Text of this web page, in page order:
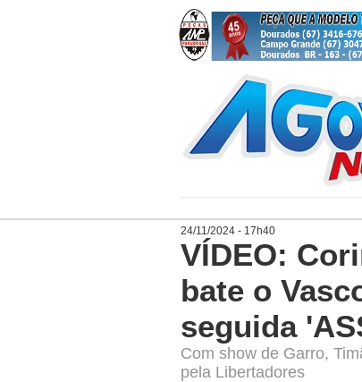
24/11/2024 - 17h40
VÍDEO:
bate o
seguida
Com show de Garro,
pela Libertadores